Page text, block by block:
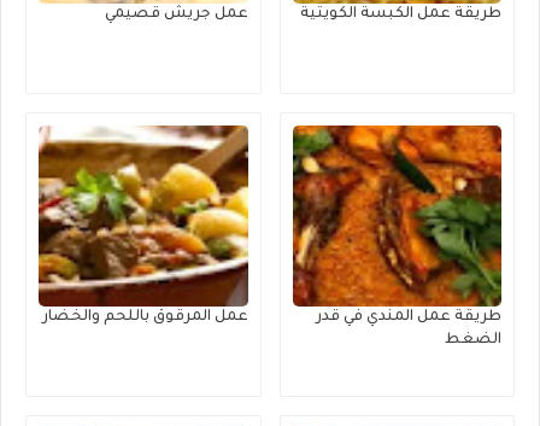
طريقة عمل الكبسة الكويتية عمل جريش قصيمي
طريقة عمل المندي في قدر
الضغط
عمل المرقوق باللحم والخضار